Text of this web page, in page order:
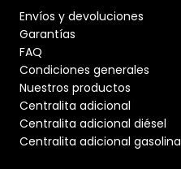
Envíos y devoluciones
Garantías
FAQ
Condiciones generales
Nuestros productos
Centralita adicional
Centralita adicional diésel
Centralita adicional gasolina